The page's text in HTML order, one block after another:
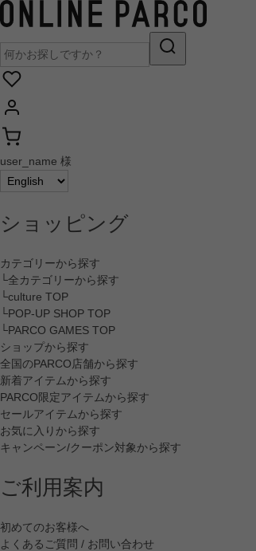
user_name 様
ショッピング
カテゴリーから探す
└全カテゴリーから探す
└culture TOP
└POP-UP SHOP TOP
└PARCO GAMES TOP
ショップから探す
全国のPARCO店舗から探す
新着アイテムから探す
PARCO限定アイテムから探す
セールアイテムから探す
お気に入りから探す
キャンペーン/クーポン対象から探す
ご利用案内
初めてのお客様へ
よくあるご質問 / お問い合わせ